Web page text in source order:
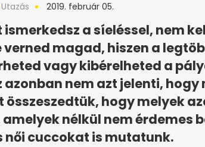
Utazás 2019. február 05.
ismerkedsz a síeléssel, nem
magad, hiszen a
vagy kibérelheted a
azonban nem azt jelenti, hogy
összeszedtük, hogy melyek
nélkül nem érdemes
női cuccokat is mutatunk.